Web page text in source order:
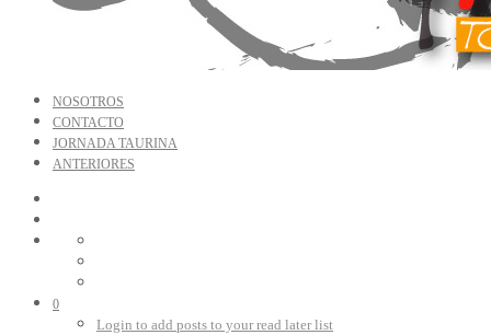
NOSOTROS
CONTACTO
JORNADA TAURINA
ANTERIORES
0
Login to add posts to your read later list